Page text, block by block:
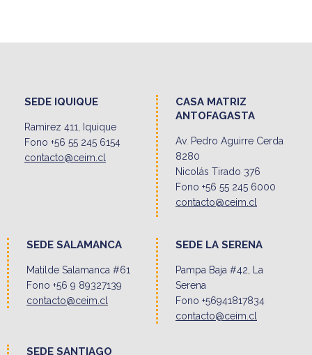
SEDE IQUIQUE
Ramirez 411, Iquique
Fono +56 55 245 6154
contacto@ceim.cl
CASA MATRIZ
ANTOFAGASTA
Av. Pedro Aguirre Cerda
8280
Nicolás Tirado 376
Fono +56 55 245 6000
contacto@ceim.cl
SEDE SALAMANCA
Matilde Salamanca #61
Fono +56 9 89327139
contacto@ceim.cl
SEDE LA SERENA
Pampa Baja #42, La
Serena
Fono +56941817834
contacto@ceim.cl
SEDE SANTIAGO